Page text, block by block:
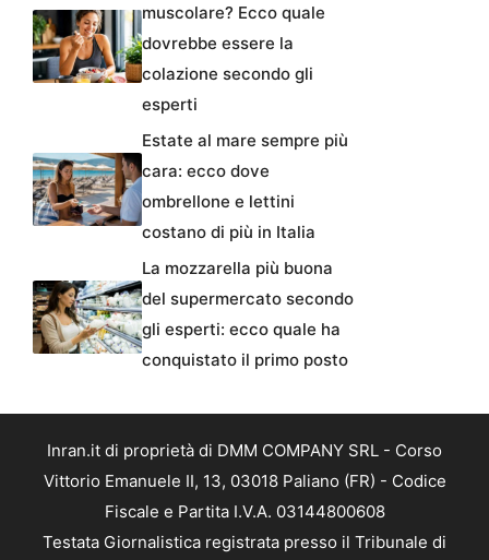
muscolare? Ecco quale
dovrebbe essere la
colazione secondo gli
esperti
Estate al mare sempre più
cara: ecco dove
ombrellone e lettini
costano di più in Italia
La mozzarella più buona
del supermercato secondo
gli esperti: ecco quale ha
conquistato il primo posto
Inran.it di proprietà di DMM COMPANY SRL - Corso
Vittorio Emanuele II, 13, 03018 Paliano (FR) - Codice
Fiscale e Partita I.V.A. 03144800608
Testata Giornalistica registrata presso il Tribunale di